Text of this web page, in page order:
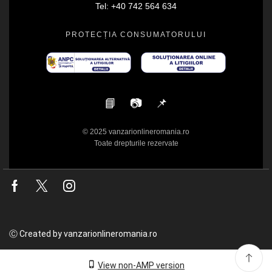
Tel: +40 742 564 634
PROTECȚIA CONSUMATORULUI
📘 📷 📌
© 2025 vanzarionlineromania.ro
Toate drepturile rezervate
Facebook
Twitter
Ⓒ Created by vanzarionlineromania.ro
View non-AMP version